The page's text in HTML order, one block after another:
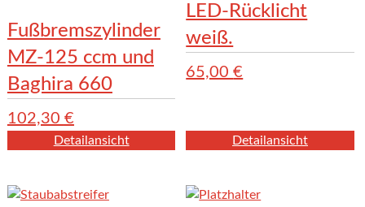
Fußbremszylinder
MZ-125 ccm und
Baghira 660
102,30 €
Detailansicht
LED-Rücklicht
weiß.
65,00€
Detailansicht